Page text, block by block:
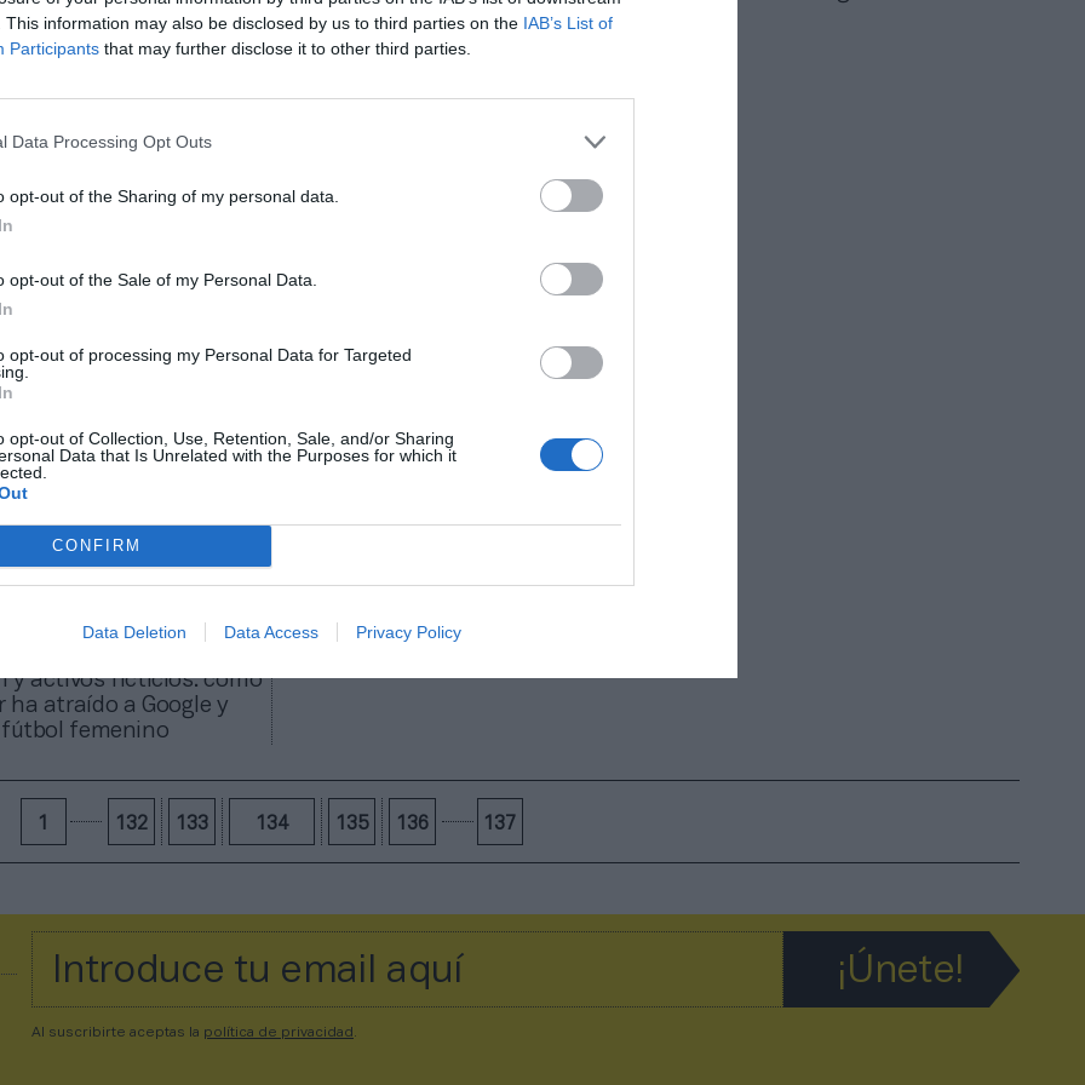
This information may also be disclosed by us to third parties on the IAB’s List of
Participants that may further disclose it to other third parties.
Data Processing Opt Outs
opt-out of the Sharing of my personal data.
opt-out of the Sale of my Personal Data.
opt-out of processing my Personal Data for Targeted
opt-out of Collection, Use, Retention, Sale, and/or Sharing
Data that Is Unrelated with the Purposes for which it
CONFIRM
Data Deletion Data Access Privacy Policy
femenino
ficha a Friselva para la
femenino y Vitaldent
espónsor de la Real
y activos ficticios: cómo
ha atraído a Google y
fútbol femenino
132 133 134 135 136 137
Al suscribirte aceptas la política de privacidad .